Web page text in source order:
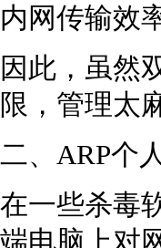
内网传输效
因此，虽然
限，管理太
二、ARP个
在一些杀毒
端电脑上对